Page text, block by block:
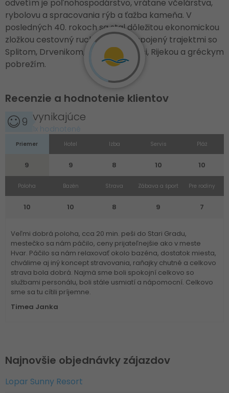
odvetím je poľnohospodárstvo, vrátane včelárstva,
rybolovu a spracovania rýb a ťažba kameňa. V
posledných 40. rokoch sa stal dôležitou ekonomickou
zložkou cestovný ruch. Ostrov je spojený trajektmi so
Splitom, Drvenikom, Bolom na Brači, Rijekou a gréckym
pobrežím.
Recenzie a hodnotenie klientov
9 vynikajúce
1x hodnotené
Priemer
9
Hotel
9
Izba
8
Servis
10
Pláž
10
Poloha
10
Bazén
10
Strava
8
Zábava a šport
9
Pre rodiny
7
Veľmi dobrá poloha, cca 20 min. peši do Stari Gradu,
mestečko sa nám páčilo, ceny prijateľnejšie ako v meste
Hvar. Páčilo sa nám relaxovať okolo bazéna, dostatok miesta,
chválime aj iný koncept stravovania, raňajky chutné a celkovo
strava bola dobrá. Najmä sme boli spokojní celkovo so
službami personálu, boli stále usmiatí a nápomocní. Celkovo
sme sa tu cítili príjemne.
Timea Janka
Najnovšie objednávky zájazdov
Lopar Sunny Resort